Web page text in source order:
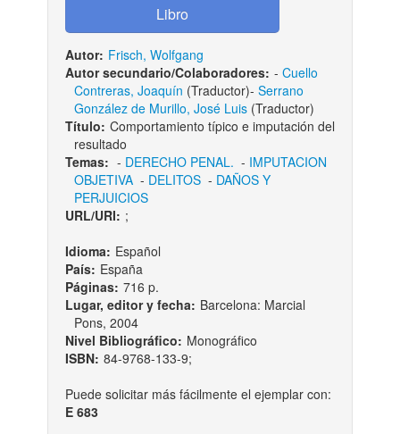
Autor: Frisch, Wolfgang
Autor secundario/Colaboradores: - Cuello
Contreras, Joaquín (Traductor)- Serrano
González de Murillo, José Luis(Traductor)
Título: Comportamiento típico e imputación del
resultado
Temas: - DERECHO PENAL. - IMPUTACION
OBJETIVA- DELITOS- DAÑOS Y
PERJUICIOS
URL/URI: ;
Idioma: Español
País: España
Páginas: 716 p.
Lugar, editor y fecha: Barcelona: Marcial
Pons, 2004
Nivel Bibliográfico: Monográfico
ISBN: 84-9768-133-9;
Puede solicitar más fácilmente el ejemplar con:
E 683